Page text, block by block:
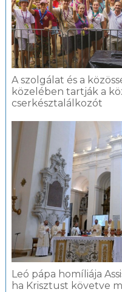
A szolgálat és a
közelében tartják a
cserkésztalálkozót
Leó pápa homíliája
ha Krisztust követve